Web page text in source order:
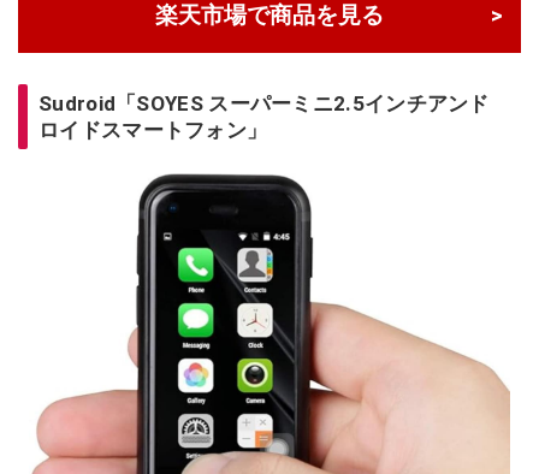
楽天市場で商品を見る
Sudroid「SOYES スーパーミニ2.5インチアンド
ロイドスマートフォン」